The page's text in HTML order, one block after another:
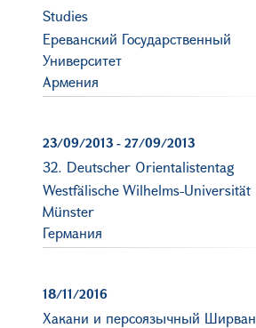
Studies
Ереванский Государственный
Университет
Армения
23/09/2013 - 27/09/2013
32. Deutscher Orientalistentag
Westfälische Wilhelms-Universität
Münster
Германия
18/11/2016
Хакани и персоязычный Ширван